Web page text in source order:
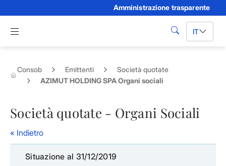
Amministrazione trasparente
Apri menu di navigazione
cerca IT
Consob Emittenti
Società quotate
AZIMUT HOLDING SPA Organi sociali
Società quotate - Organi Sociali
« Indietro
Situazione al 31/12/2019